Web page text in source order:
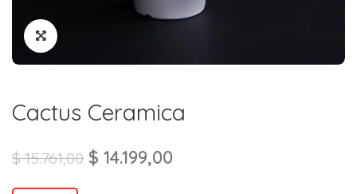
Cactus Ceramica
$15.761,00 $ 14.199,00